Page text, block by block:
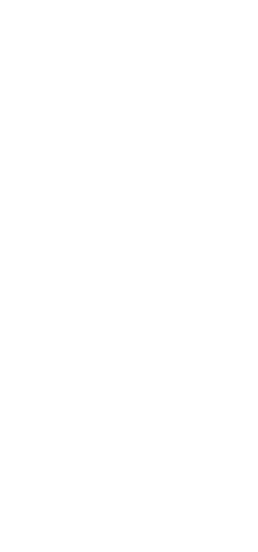
connaissez
et ajoutez votre pierre à l’édifice !